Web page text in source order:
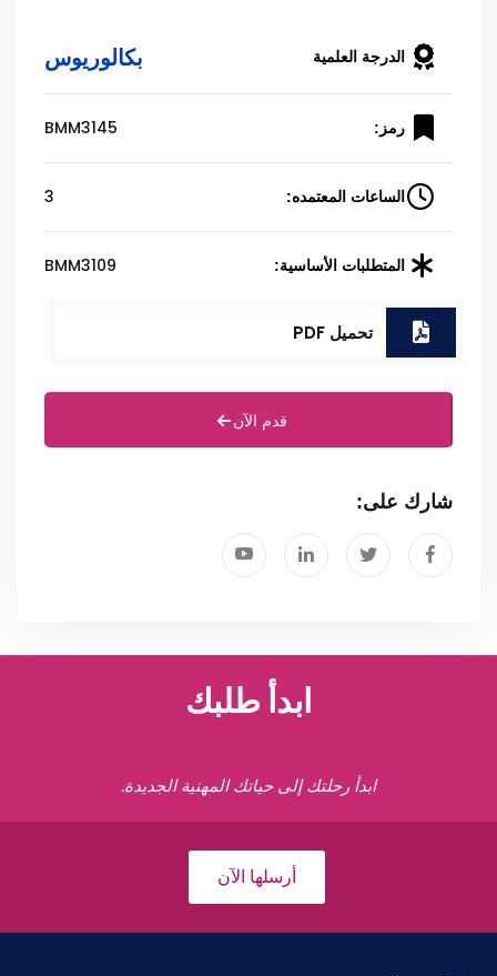
الدرجة العلمية بكالوريوس
رمز: BMM3145
الساعات المعتمده: 3
المتطلبات الأساسية: BMM3109
تحميل PDF
قدم الآن
شارك على:
ابدأ طلبك
ابدأ رحلتك إلى حياتك المهنية الجديدة.
أرسلها الآن